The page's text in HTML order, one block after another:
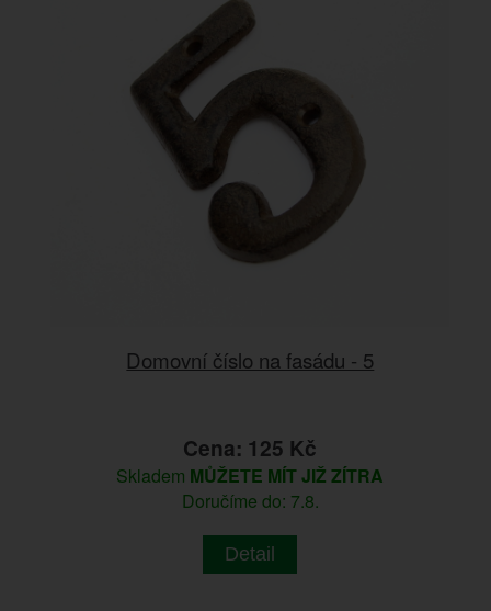
Domovní číslo na fasádu - 5
Cena: 125 Kč
Skladem MŮŽETE MÍT JIŽ ZÍTRA
Doručíme do: 7.8.
Detail